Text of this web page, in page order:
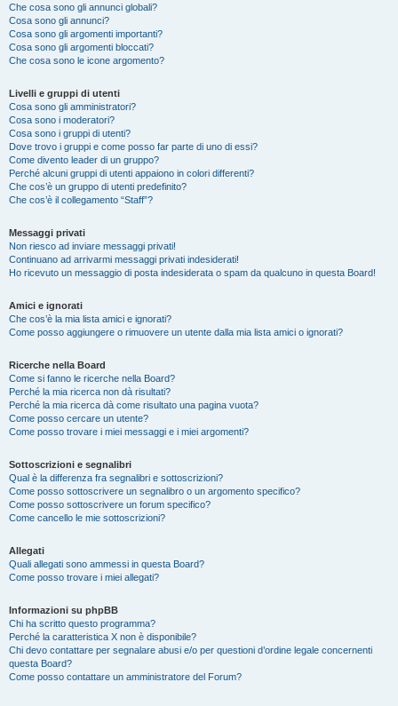
Che cosa sono gli annunci globali?
Cosa sono gli annunci?
Cosa sono gli argomenti importanti?
Cosa sono gli argomenti bloccati?
Che cosa sono le icone argomento?
Livelli e gruppi di utenti
Cosa sono gli amministratori?
Cosa sono i moderatori?
Cosa sono i gruppi di utenti?
Dove trovo i gruppi e come posso far parte di uno di essi?
Come divento leader di un gruppo?
Perché alcuni gruppi di utenti appaiono in colori differenti?
Che cos’è un gruppo di utenti predefinito?
Che cos’è il collegamento “Staff”?
Messaggi privati
Non riesco ad inviare messaggi privati!
Continuano ad arrivarmi messaggi privati indesiderati!
Ho ricevuto un messaggio di posta indesiderata o spam da qualcuno in questa Board!
Amici e ignorati
Che cos’è la mia lista amici e ignorati?
Come posso aggiungere o rimuovere un utente dalla mia lista amici o ignorati?
Ricerche nella Board
Come si fanno le ricerche nella Board?
Perché la mia ricerca non dà risultati?
Perché la mia ricerca dà come risultato una pagina vuota?
Come posso cercare un utente?
Come posso trovare i miei messaggi e i miei argomenti?
Sottoscrizioni e segnalibri
Qual è la differenza fra segnalibri e sottoscrizioni?
Come posso sottoscrivere un segnalibro o un argomento specifico?
Come posso sottoscrivere un forum specifico?
Come cancello le mie sottoscrizioni?
Allegati
Quali allegati sono ammessi in questa Board?
Come posso trovare i miei allegati?
Informazioni su phpBB
Chi ha scritto questo programma?
Perché la caratteristica X non è disponibile?
Chi devo contattare per segnalare abusi e/o per questioni d’ordine legale concernenti
questa Board?
Come posso contattare un amministratore del Forum?